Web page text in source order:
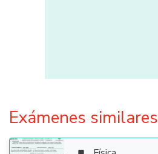
Exámenes similares